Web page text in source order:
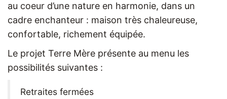
au coeur d’une nature en harmonie, dans un
cadre enchanteur : maison très chaleureuse,
confortable, richement équipée.
Le projet Terre Mère présente au menu les
possibilités suivantes :
Retraites fermées